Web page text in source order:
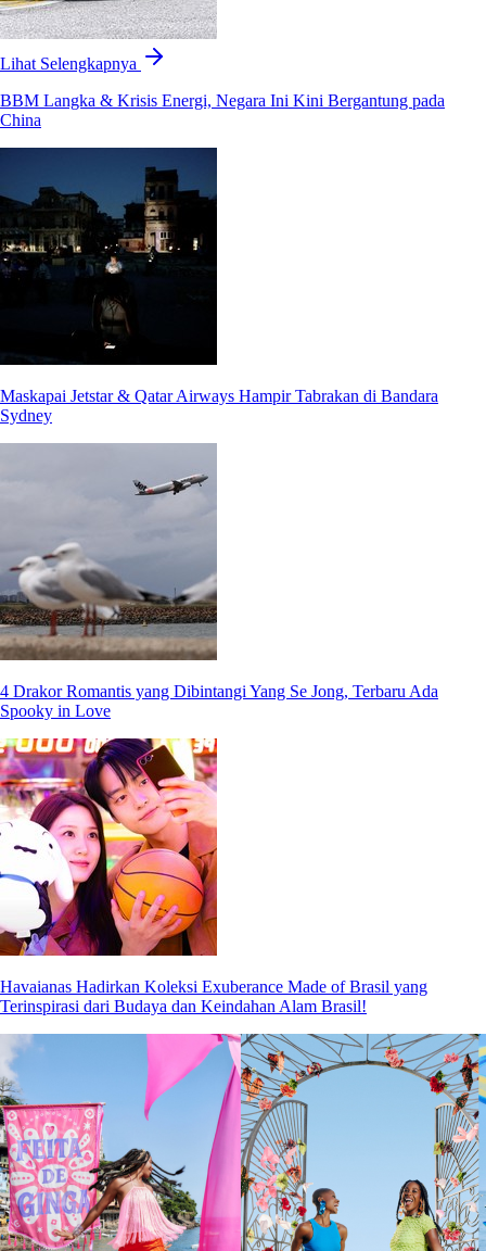
Lihat Selengkapnya
BBM Langka & Krisis Energi, Negara Ini Kini Bergantung pada
China
Maskapai Jetstar & Qatar Airways Hampir Tabrakan di Bandara
Sydney
4 Drakor Romantis yang Dibintangi Yang Se Jong, Terbaru Ada
Spooky in Love
Havaianas Hadirkan Koleksi Exuberance Made of Brasil yang
Terinspirasi dari Budaya dan Keindahan Alam Brasil!